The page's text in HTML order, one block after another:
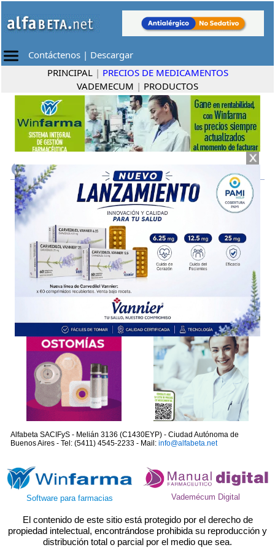
Contáctenos | Descargar
PRINCIPAL | PRECIOS DE MEDICAMENTOS
VADEMECUM | PRODUCTOS
Alfabeta SACIFyS - Melián 3136 (C1430EYP) - Ciudad Autónoma de
Buenos Aires - Tel: (5411) 4545-2233 - Mail: info@alfabeta.net
Software para farmacias Vademécum Digital
El contenido de este sitio está protegido por el derecho de
propiedad intelectual, encontrándose prohibida su reproducción y
distribución total o parcial por el medio que sea.